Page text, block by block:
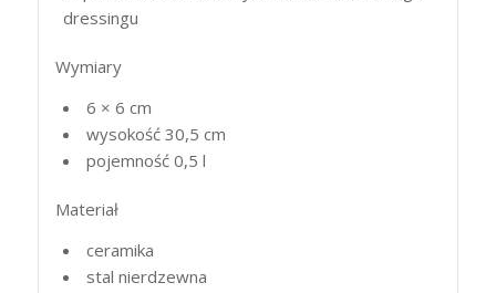
dressingu
Wymiary
6 × 6 cm
wysokość 30,5 cm
pojemność 0,5 l
Materiał
ceramika
stal nierdzewna